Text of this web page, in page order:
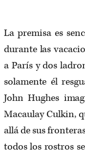
La premisa es
durante las
a París y dos
solamente él
John Hughes
Macaulay Culkin,
allá de sus
todos los rostros